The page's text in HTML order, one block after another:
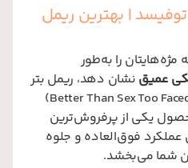
| بهترین ریمل
را به‌طور
عمیق نشان دهد، ریمل بتر
دن سکس از برند توفیسد (Better Than Sex Too Faced)
یکی از پرفروش‌ترین
فوق‌العاده و جلوه
شما می‌بخشد.